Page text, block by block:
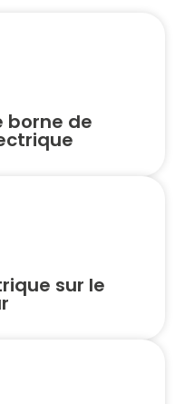
borne de
sur le